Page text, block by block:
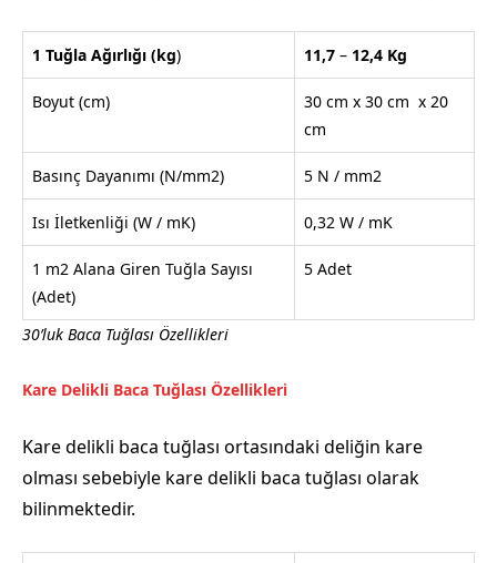
1 Tuğla Ağırlığı (kg) 11,7 – 12,4 Kg
Boyut (cm)
30 cm x 30 cm x 20
cm
Basınç Dayanımı (N/mm2) 5 N / mm2
Isı İletkenliği (W / mK) 0,32 W / mK
1 m2 Alana Giren Tuğla Sayısı
(Adet)
5 Adet
30’luk Baca Tuğlası Özellikleri
Kare Delikli Baca Tuğlası Özellikleri
Kare delikli baca tuğlası ortasındaki deliğin kare
olması sebebiyle kare delikli baca tuğlası olarak
bilinmektedir.